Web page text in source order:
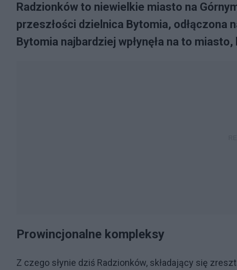
Radzionków to niewielkie miasto na
przeszłości dzielnica Bytomia, odłączona
Bytomia najbardziej wpłynęła na to
Prowincjonalne kompleksy
Z czego słynie dziś Radzionków, składający się